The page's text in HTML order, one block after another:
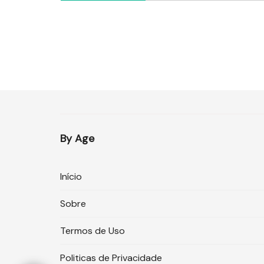
By Age
Início
Sobre
Termos de Uso
Politicas de Privacidade